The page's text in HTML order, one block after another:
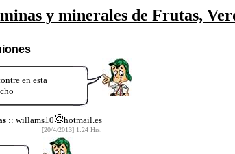
y minerales de Frutas,
en esta
:: willams10 hotmail.es
[20/4/2013] 1:24 Hrs.